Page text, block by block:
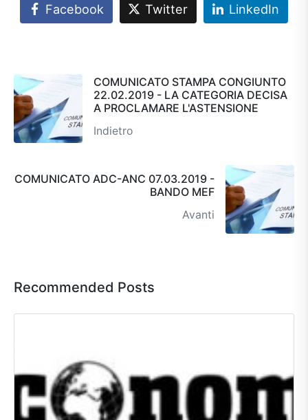
Facebook Twitter LinkedIn
COMUNICATO STAMPA CONGIUNTO
22.02.2019 - LA CATEGORIA DECISA
A PROCLAMARE L'ASTENSIONE
Indietro
COMUNICATO ADC-ANC 07.03.2019 -
BANDO MEF
Avanti
Recommended Posts